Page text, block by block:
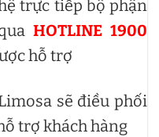
trực tiếp bộ phận
HOTLINE 1900
hỗ trợ
sẽ điều phối
trợ khách hàng